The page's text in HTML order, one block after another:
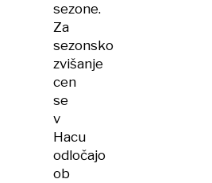
sezone.
Za
sezonsko
zvišanje
cen
se
v
Hacu
odločajo
ob